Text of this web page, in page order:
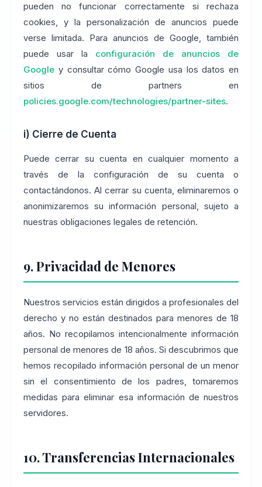
pueden no funcionar correctamente si rechaza
cookies, y la personalización de anuncios puede
verse limitada. Para anuncios de Google, también
puede usar la
configuración de anuncios de
Google y consultar cómo Google usa los datos en
sitios de partners en
policies.google.com/technologies/partner-sites.
i) Cierre de Cuenta
Puede cerrar su cuenta en cualquier momento a
través de la configuración de su cuenta o
contactándonos. Al cerrar su cuenta, eliminaremos o
anonimizaremos su información personal, sujeto a
nuestras obligaciones legales de retención.
9. Privacidad de Menores
Nuestros servicios están dirigidos a profesionales del
derecho y no están destinados para menores de 18
años. No recopilamos intencionalmente información
personal de menores de 18 años. Si descubrimos que
hemos recopilado información personal de un menor
sin el consentimiento de los padres, tomaremos
medidas para eliminar esa información de nuestros
servidores.
10. Transferencias Internacionales